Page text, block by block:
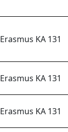
Erasmus KA 131
Erasmus KA 131
Erasmus KA 131